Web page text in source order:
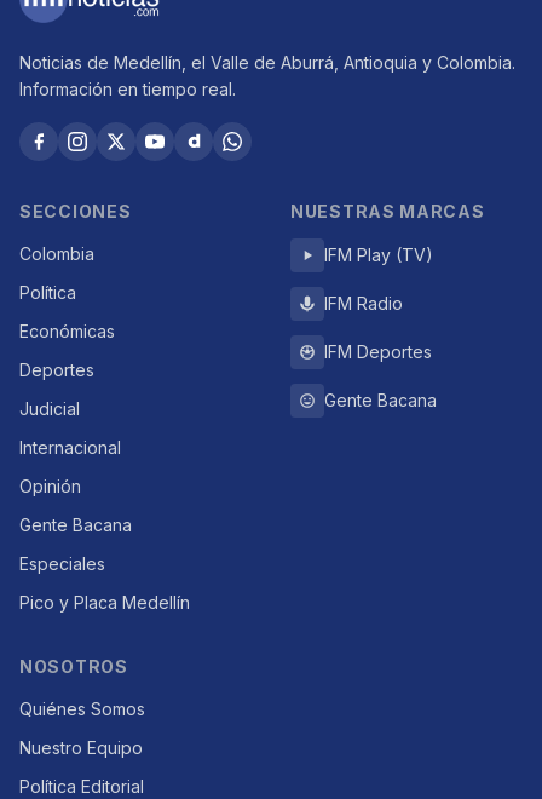
Noticias de Medellín, el Valle de Aburrá, Antioquia y Colombia.
Información en tiempo real.
SECCIONES
Colombia
Política
Económicas
Deportes
Judicial
Internacional
Opinión
Gente Bacana
Especiales
Pico y Placa Medellín
NUESTRAS MARCAS
IFM Play (TV)
IFM Radio
IFM Deportes
Gente Bacana
NOSOTROS
Quiénes Somos
Nuestro Equipo
Política Editorial